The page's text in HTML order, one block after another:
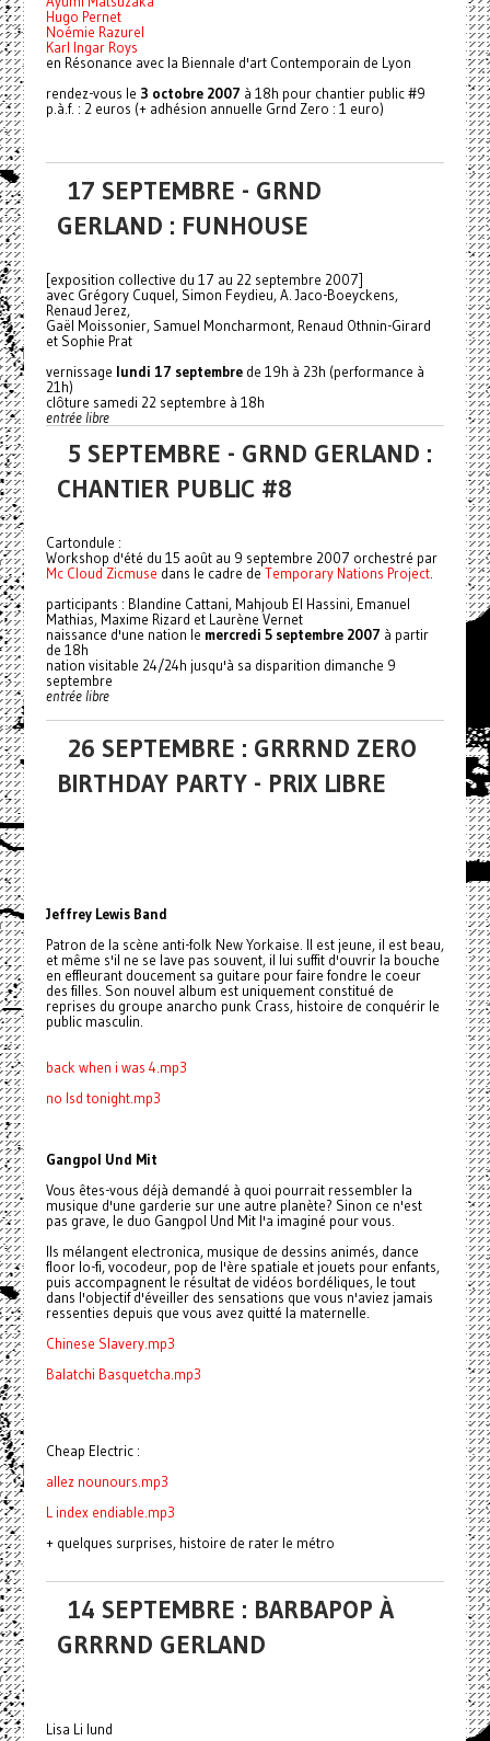
Hugo Pernet
Noémie Razurel
Karl Ingar Roys
en Résonance avec la Biennale d'art Contemporain de Lyon
rendez-vous le 3 octobre 2007 à 18h pour chantier public #9
p.à.f. : 2 euros (+ adhésion annuelle Grnd Zero : 1 euro)
17 SEPTEMBRE - GRND
GERLAND : FUNHOUSE
[exposition collective du 17 au 22 septembre 2007]
avec Grégory Cuquel, Simon Feydieu, A. Jaco-Boeyckens,
Renaud Jerez,
Gaël Moissonier, Samuel Moncharmont, Renaud Othnin-Girard
et Sophie Prat
vernissage lundi 17 septembrede 19h à 23h (performance à
21h)
clôture samedi 22 septembre à 18h
entrée libre
5 SEPTEMBRE - GRND GERLAND :
CHANTIER PUBLIC #8
Cartondule :
Workshop d'été du 15 août au 9 septembre 2007 orchestré par
Mc Cloud Zicmuse dans le cadre de Temporary Nations Project.
participants : Blandine Cattani, Mahjoub El Hassini, Emanuel
Mathias, Maxime Rizard et Laurène Vernet
naissance d'une nation le mercredi 5 septembre 2007 à partir
de 18h
nation visitable 24/24h jusqu'à sa disparition dimanche 9
septembre
entrée libre
26 SEPTEMBRE : GRRRND ZERO
BIRTHDAY PARTY - PRIX LIBRE
Jeffrey Lewis Band
Patron de la scène anti-folk New Yorkaise. Il est jeune, il est beau,
et même s'il ne se lave pas souvent, il lui suffit d'ouvrir la bouche
en effleurant doucement sa guitare pour faire fondre le coeur
des filles. Son nouvel album est uniquement constitué de
reprises du groupe anarcho punk Crass, histoire de conquérir le
public masculin.
back when i was 4.mp3
no lsd tonight.mp3
Gangpol Und Mit
Vous êtes-vous déjà demandé à quoi pourrait ressembler la
musique d'une garderie sur une autre planète? Sinon ce n'est
pas grave, le duo Gangpol Und Mit l'a imaginé pour vous.
Ils mélangent electronica, musique de dessins animés, dance
floor lo-fi, vocodeur, pop de l'ère spatiale et jouets pour enfants,
puis accompagnent le résultat de vidéos bordéliques, le tout
dans l'objectif d'éveiller des sensations que vous n'aviez jamais
ressenties depuis que vous avez quitté la maternelle.
Chinese Slavery.mp3
Balatchi Basquetcha.mp3
Cheap Electric :
allez nounours.mp3
L index endiable.mp3
+ quelques surprises, histoire de rater le métro
14 SEPTEMBRE : BARBAPOP À
GRRRND GERLAND
Lisa Li lund